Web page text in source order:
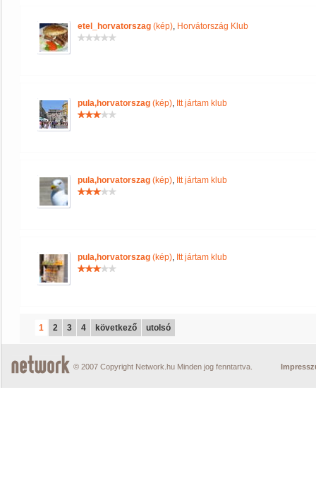
etel_horvatorszag (kép), Horvátország Klub
pula,horvatorszag (kép), Itt jártam klub
pula,horvatorszag (kép), Itt jártam klub
pula,horvatorszag (kép), Itt jártam klub
1 2 3 4 következő utolsó
© 2007 Copyright Network.hu Minden jog fenntartva.